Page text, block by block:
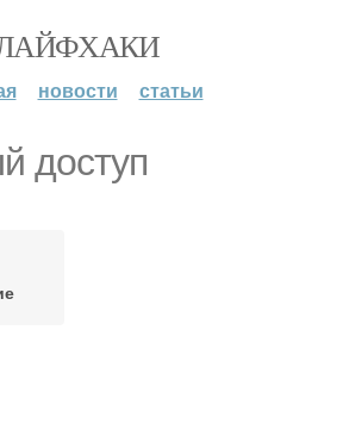
новости статьи
доступ